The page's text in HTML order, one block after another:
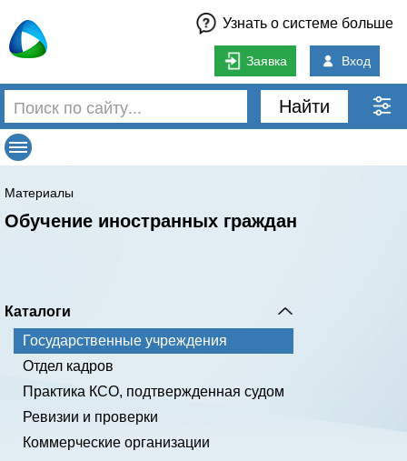
Узнать о системе больше
Заявка Вход
Найти
Материалы
Обучение иностранных граждан
Каталоги
Государственные учреждения
Отдел кадров
Практика КСО, подтвержденная судом
Ревизии и проверки
Коммерческие организации